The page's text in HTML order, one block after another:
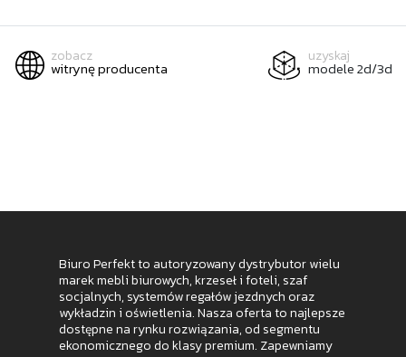
zobacz
witrynę producenta
uzyskaj
modele 2d/3d
Biuro Perfekt to autoryzowany dystrybutor wielu
marek mebli biurowych, krzeseł i foteli, szaf
socjalnych, systemów regałów jezdnych oraz
wykładzin i oświetlenia. Nasza oferta to najlepsze
dostępne na rynku rozwiązania, od segmentu
ekonomicznego do klasy premium. Zapewniamy